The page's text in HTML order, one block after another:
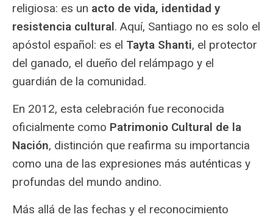
religiosa: es un acto de vida, identidad y
resistencia cultural. Aquí, Santiago no es solo el
apóstol español: es el Tayta Shanti, el protector
del ganado, el dueño del relámpago y el
guardián de la comunidad.
En 2012, esta celebración fue reconocida
oficialmente como Patrimonio Cultural de la
Nación, distinción que reafirma su importancia
como una de las expresiones más auténticas y
profundas del mundo andino.
Más allá de las fechas y el reconocimiento